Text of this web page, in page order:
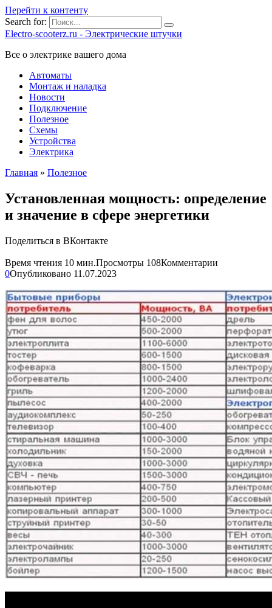
Перейти к контенту
Search for:
Electro-scooterz.ru - Электрические штучки
Все о электрике вашего дома
Автоматы
Монтаж и наладка
Новости
Подключение
Полезное
Схемы
Устройства
Электрика
Главная » Полезное
Установленная мощность: определение
и значение в сфере энергетики
Поделиться в ВКонтакте
Время чтения 10 мин.Просмотры 108Комментарии
0Опубликовано 11.07.2023